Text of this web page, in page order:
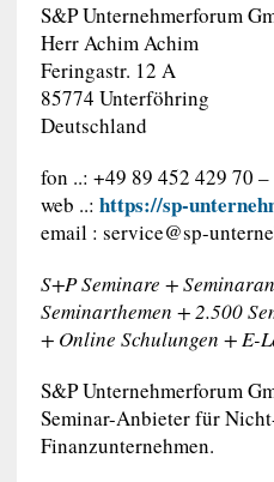
S&P Unternehmerforum
Herr Achim Achim
Feringastr. 12 A
85774 Unterföhring
Deutschland
fon ..: +49 89 452 429 70 –
web ..: https://sp-
email : service@sp-
S+P Seminare +
Seminarthemen + 2.500
+ Online Schulungen + E-
S&P Unternehmerforum
Seminar-Anbieter für
Finanzunternehmen.